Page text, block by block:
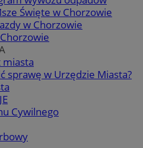
Święte w Chorzowie
w Chorzowie
miasta
sprawę w Urzędzie Miasta?
Cywilnego